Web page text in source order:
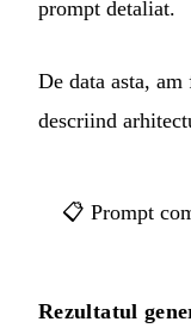
prompt detaliat.
De data asta,
descriind
📋 Prompt
Rezultatul